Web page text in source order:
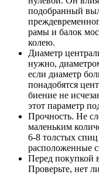
подобранный
рамы и балок
колею.
Диаметр
нужно,
если диаметр
понадобятся
биение не
этот параметр
Прочность. Не
маленьким
6-8 толстых
расположенные
Перед покупкой
Проверьте, нет